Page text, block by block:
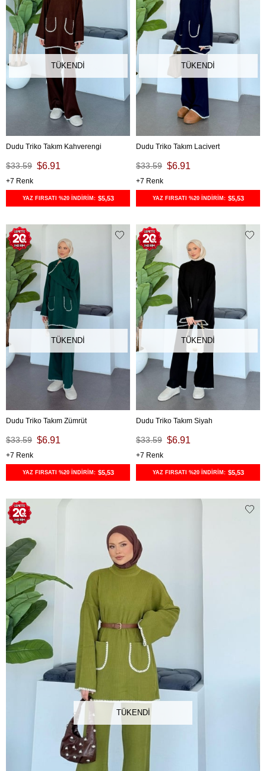
TÜKENDI
Dudu Triko Takım Kahverengi
$6.91
$33.59
7
YAZ FIRSATI %20 İNDİRİM: $5,53
TÜKENDI
Dudu Triko Takım Lacivert
$6.91
$33.59
7
YAZ FIRSATI %20 İNDİRİM: $5,53
TÜKENDI
Dudu Triko Takım Zümrüt
$6.91
$33.59
7
YAZ FIRSATI %20 İNDİRİM: $5,53
TÜKENDI
Dudu Triko Takım Siyah
$6.91
$33.59
7
YAZ FIRSATI %20 İNDİRİM: $5,53
TÜKENDI